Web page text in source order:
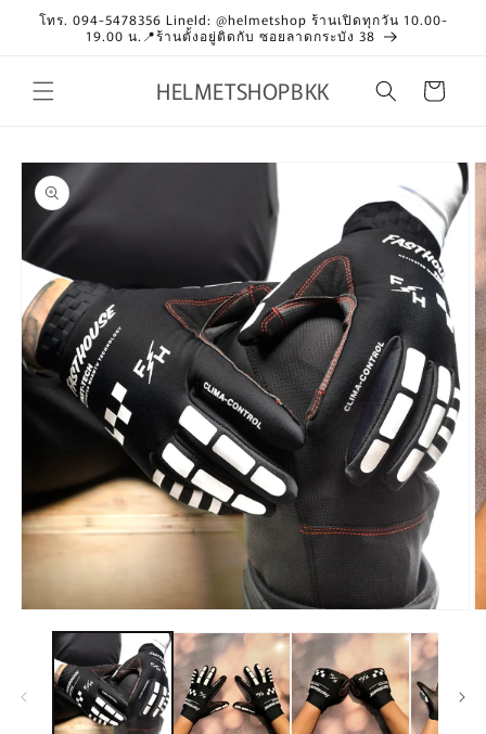
Skip to
content
โทร. 094-5478356 LineId: @helmetshop ร้านเปิดทุกวัน 10.00-
19.00 น.📍ร้านตั้งอยู่ติดกับ ซอยลาดกระบัง 38
HELMETSHOPBKK Cart
Skip to
product
information
media
modal